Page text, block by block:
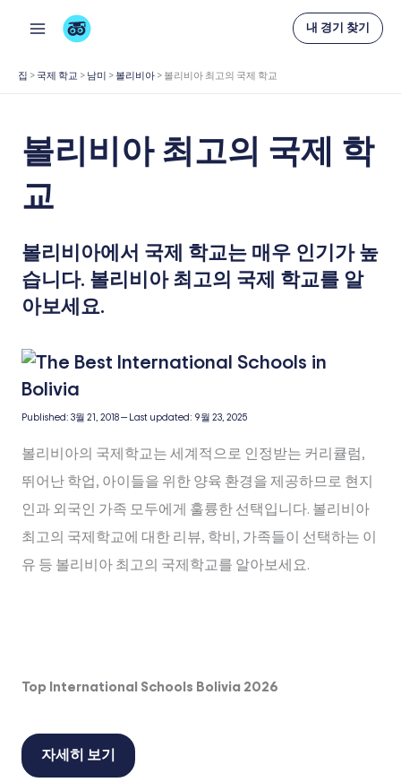
내 경기 찾기
집 > 국제 학교 > 남미 >볼리비아 > 볼리비아 최고의 국제 학교
볼리비아 최고의 국제 학
교
볼리비아에서 국제 학교는 매우 인기가 높
습니다. 볼리비아 최고의 국제 학교를 알
아보세요.
Published: 3월 21, 2018— Last updated: 9월 23, 2025
볼리비아의 국제학교는 세계적으로 인정받는 커리큘럼,
뛰어난 학업, 아이들을 위한 양육 환경을 제공하므로 현지
인과 외국인 가족 모두에게 훌륭한 선택입니다. 볼리비아
최고의 국제학교에 대한 리뷰, 학비, 가족들이 선택하는 이
유 등 볼리비아 최고의 국제학교를 알아보세요.
Top International Schools Bolivia 2026
자세히 보기